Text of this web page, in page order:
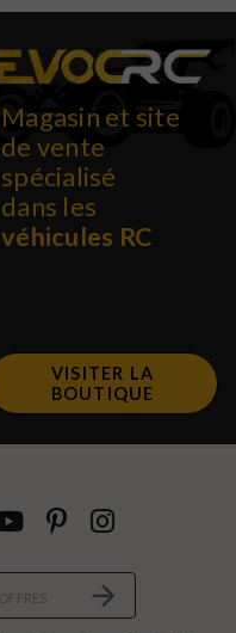
Magasin et site
de vente
spécialisé
dans les
véhicules RC
VISITER LA
BOUTIQUE